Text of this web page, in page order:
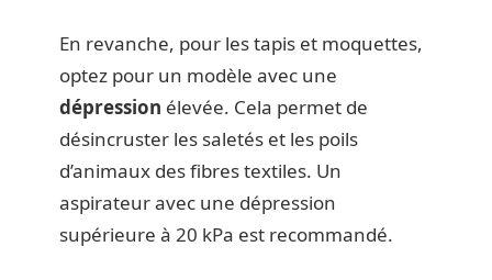
En revanche, pour les tapis et moquettes,
optez pour un modèle avec une
dépression élevée. Cela permet de
désincruster les saletés et les poils
d’animaux des fibres textiles. Un
aspirateur avec une dépression
supérieure à 20 kPa est recommandé.